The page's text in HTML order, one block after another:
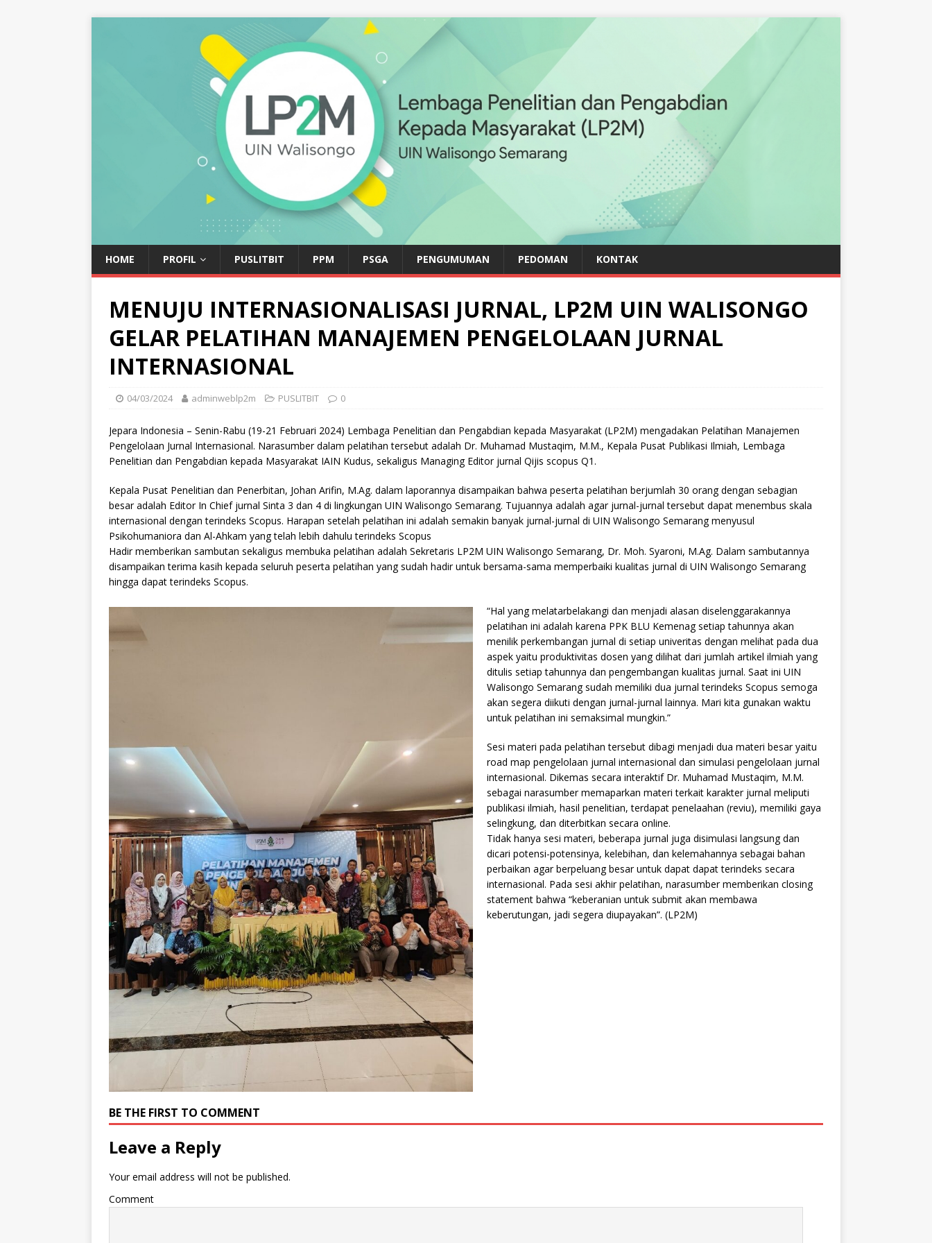
HOME PROFIL PUSLITBIT PPM PSGA PENGUMUMAN PEDOMAN KONTAK
MENUJU INTERNASIONALISASI JURNAL, LP2M UIN WALISONGO
GELAR PELATIHAN MANAJEMEN PENGELOLAAN JURNAL
INTERNASIONAL
04/03/2024 adminweblp2m PUSLITBIT 0
Jepara Indonesia – Senin-Rabu (19-21 Februari 2024) Lembaga Penelitian dan Pengabdian kepada Masyarakat (LP2M) mengadakan Pelatihan Manajemen
Pengelolaan Jurnal Internasional. Narasumber dalam pelatihan tersebut adalah Dr. Muhamad Mustaqim, M.M., Kepala Pusat Publikasi Ilmiah, Lembaga
Penelitian dan Pengabdian kepada Masyarakat IAIN Kudus, sekaligus Managing Editor jurnal Qijis scopus Q1.
Kepala Pusat Penelitian dan Penerbitan, Johan Arifin, M.Ag. dalam laporannya disampaikan bahwa peserta pelatihan berjumlah 30 orang dengan sebagian
besar adalah Editor In Chief jurnal Sinta 3 dan 4 di lingkungan UIN Walisongo Semarang. Tujuannya adalah agar jurnal-jurnal tersebut dapat menembus skala
internasional dengan terindeks Scopus. Harapan setelah pelatihan ini adalah semakin banyak jurnal-jurnal di UIN Walisongo Semarang menyusul
Psikohumaniora dan Al-Ahkam yang telah lebih dahulu terindeks Scopus
Hadir memberikan sambutan sekaligus membuka pelatihan adalah Sekretaris LP2M UIN Walisongo Semarang, Dr. Moh. Syaroni, M.Ag. Dalam sambutannya
disampaikan terima kasih kepada seluruh peserta pelatihan yang sudah hadir untuk bersama-sama memperbaiki kualitas jurnal di UIN Walisongo Semarang
hingga dapat terindeks Scopus.
“Hal yang melatarbelakangi dan menjadi alasan diselenggarakannya
pelatihan ini adalah karena PPK BLU Kemenag setiap tahunnya akan
menilik perkembangan jurnal di setiap univeritas dengan melihat pada dua
aspek yaitu produktivitas dosen yang dilihat dari jumlah artikel ilmiah yang
ditulis setiap tahunnya dan pengembangan kualitas jurnal. Saat ini UIN
Walisongo Semarang sudah memiliki dua jurnal terindeks Scopus semoga
akan segera diikuti dengan jurnal-jurnal lainnya. Mari kita gunakan waktu
untuk pelatihan ini semaksimal mungkin.”
Sesi materi pada pelatihan tersebut dibagi menjadi dua materi besar yaitu
road map pengelolaan jurnal internasional dan simulasi pengelolaan jurnal
internasional. Dikemas secara interaktif Dr. Muhamad Mustaqim, M.M.
sebagai narasumber memaparkan materi terkait karakter jurnal meliputi
publikasi ilmiah, hasil penelitian, terdapat penelaahan (reviu), memiliki gaya
selingkung, dan diterbitkan secara online.
Tidak hanya sesi materi, beberapa jurnal juga disimulasi langsung dan
dicari potensi-potensinya, kelebihan, dan kelemahannya sebagai bahan
perbaikan agar berpeluang besar untuk dapat dapat terindeks secara
internasional. Pada sesi akhir pelatihan, narasumber memberikan closing
statement bahwa “keberanian untuk submit akan membawa
keberutungan, jadi segera diupayakan”. (LP2M)
BE THE FIRST TO COMMENT
Leave a Reply
Your email address will not be published.
Comment